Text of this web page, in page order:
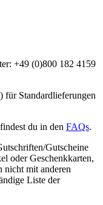
+49 (0)800 182 4159
für Standardlieferungen
du in den FAQs.
Gutscheine
oder Geschenkkarten,
nicht mit anderen
Liste der